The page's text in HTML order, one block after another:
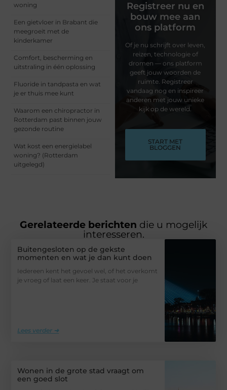
woning
Een gietvloer in Brabant die
meegroeit met de
kinderkamer
Comfort, bescherming en
uitstraling in één oplossing
Fluoride in tandpasta en wat
je er thuis mee kunt
Waarom een chiropractor in
Rotterdam past binnen jouw
gezonde routine
Wat kost een energielabel
woning? (Rotterdam
uitgelegd)
Registreer nu en
bouw mee aan
ons platform
Of je nu schrijft over leven,
reizen, technologie of
dromen — ons platform
geeft jouw woorden de
ruimte. Registreer
vandaag nog en inspireer
anderen met jouw unieke
kijk op de wereld.
START MET
BLOGGEN
Gerelateerde berichten die u mogelijk
interesseren.
Buitengesloten op de gekste
momenten en wat je dan kunt doen
Iedereen kent het gevoel wel, of het overkomt
je vroeg of laat een keer. Je staat voor je
Lees verder ➜
Wonen in de grote stad vraagt om
een goed slot